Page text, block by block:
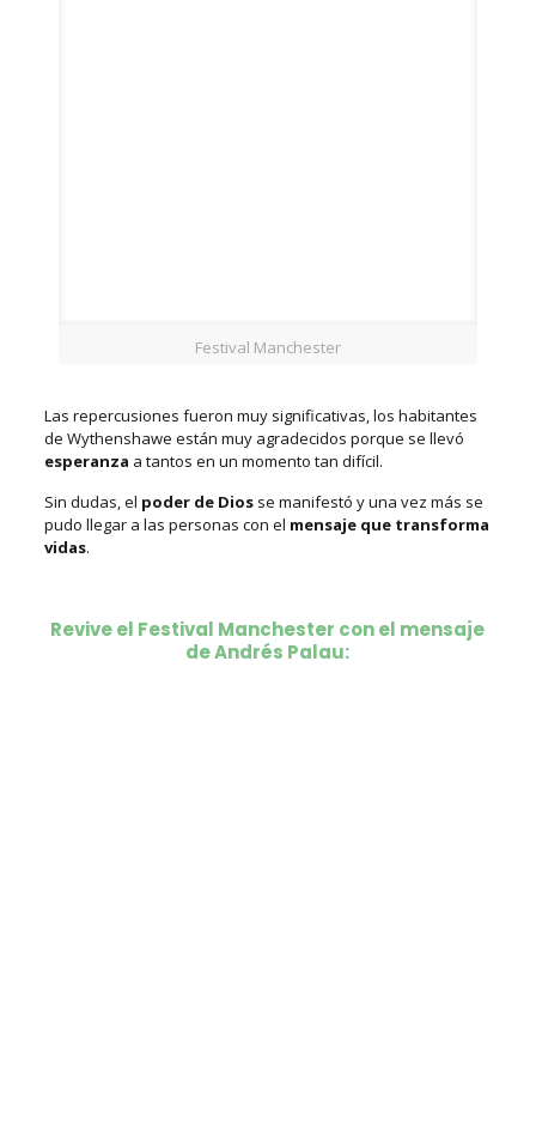
Festival Manchester
Las repercusiones fueron muy significativas, los habitantes
de Wythenshawe están muy agradecidos porque se llevó
esperanza a tantos en un momento tan difícil.
Sin dudas, el poder de Diosse manifestó y una vez más se
pudo llegar a las personas con el mensaje que transforma
vidas.
Revive el Festival Manchester con el mensaje
de Andrés Palau: